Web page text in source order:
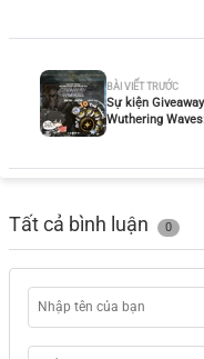
BÀI VIẾT TRƯỚC
Sự kiện Giveaway
Wuthering
Quà Liền Về Tay!
Tất cả bình luận 0